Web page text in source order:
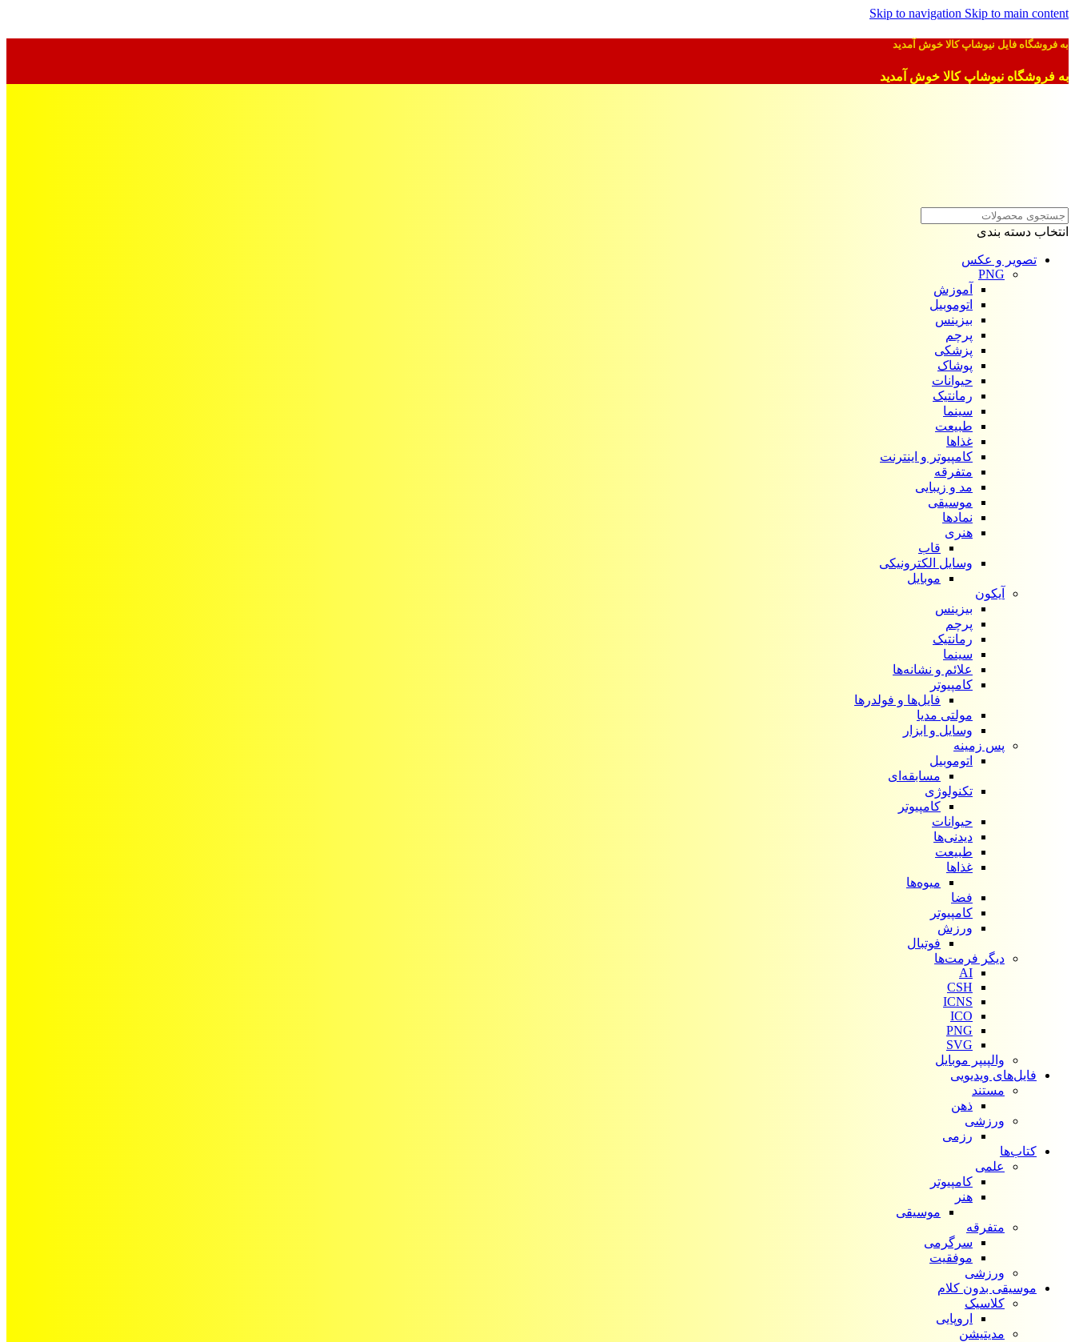
Skip to navigation Skip to main content
به فروشگاه فایل نیوشاپ کالا خوش آمدید
به فروشگاه نیوشاپ کالا خوش آمدید
انتخاب دسته بندی
تصویر و عکس
PNG
آموزش
اتوموبیل
بیزینس
پرچم
پزشکی
پوشاک
حیوانات
رمانتیک
سینما
طبیعت
غذاها
کامپیوتر و اینترنت
متفرقه
مد و زیبایی
موسیقی
نمادها
هنری
قاب
وسایل الکترونیکی
موبایل
آیکون‌
بیزینس
پرچم
رمانتیک
سینما
علائم و نشانه‌ها
کامپیوتر
فایل‌ها و فولدرها
مولتی مدیا
وسایل و ابزار
پس زمینه
اتوموبیل
مسابقه‌ای
تکنولوژی
کامپیوتر
حیوانات
دیدنی‌ها
طبیعت
غذاها
میوه‌ها
فضا
کامپیوتر
ورزش
فوتبال
دیگر فرمت‌ها
AI
CSH
ICNS
ICO
PNG
SVG
والپیپر موبایل
فایل‌های ویدیویی
مستند
ذهن
ورزشی
رزمی
کتاب‌ها
علمی
کامپیوتر
هنر
موسیقی
متفرقه
سرگرمی
موفقیت
ورزشی
موسیقی بدون کلام
کلاسیک
اروپایی
مدیتیشن